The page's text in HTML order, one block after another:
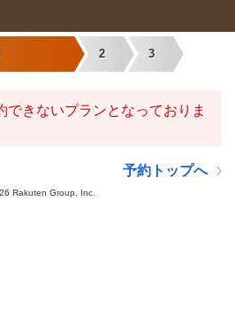
2 3
できないプランとなっておりま
予約トップへ
Rakuten Group, Inc.